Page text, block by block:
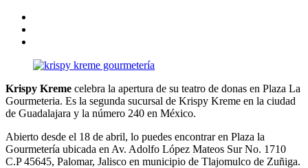
Krispy Kreme celebra la apertura de su teatro de donas en Plaza La
Gourmeteria. Es la segunda sucursal de Krispy Kreme en la ciudad
de Guadalajara y la número 240 en México.
Abierto desde el 18 de abril, lo puedes encontrar en Plaza la
Gourmetería ubicada en Av. Adolfo López Mateos Sur No. 1710
C.P 45645, Palomar, Jalisco en municipio de Tlajomulco de Zuñiga.